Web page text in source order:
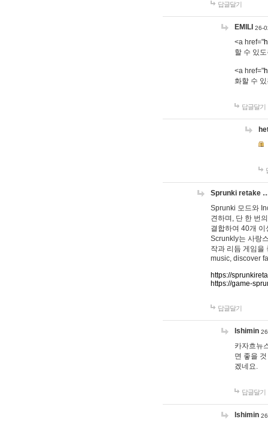
답글달기
EMILI 26-
<a href="
할 수 있
<a href="
화할 수
답글달기
Sprunki retake
Sprunki 모드와
견하며, 단 한 번
결합하여 40개
Scrunkly는 사랑
작과 리듬 게임을
music, discover
https://
https://game-
답글달기
lshimin
카자흐뉴
면 좋을
겠네요.
답글달기
lshimin